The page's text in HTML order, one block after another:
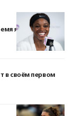
я вышла на
в своём первом